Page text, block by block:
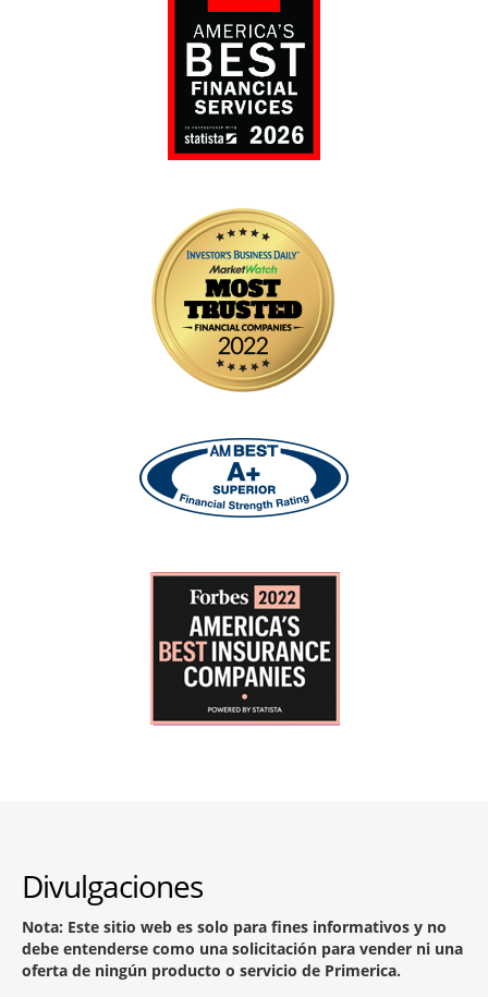
Divulgaciones
Nota: Este sitio web es solo para fines informativos y no
debe entenderse como una solicitación para vender ni una
oferta de ningún producto o servicio de Primerica.